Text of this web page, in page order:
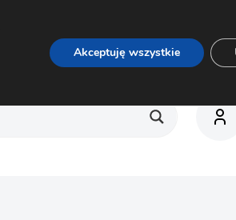
Akceptuję wszystkie